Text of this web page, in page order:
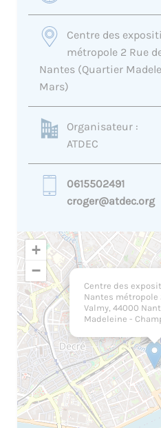
Centre des
métropole 2 Rue
Nantes (Quartier
Mars)
Organisateur :
ATDEC
0615502491
croger@atdec.org
Centre des
Nantes métropole
Valmy, 44000
Madeleine -
+
−